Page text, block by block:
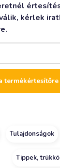
kérlek
termékértesítőre
Tulajdonságok
Tippek,